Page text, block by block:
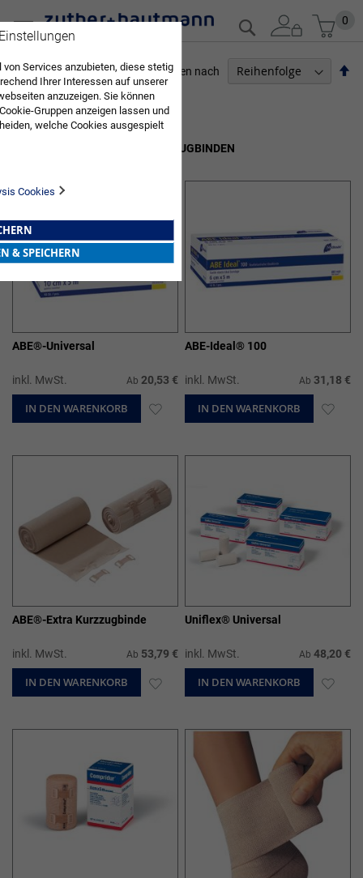
Zum
Inhalt
0
Suche
7Elemente
Sortieren nach
UNIVERSAL-, IDEAL- UND KURZZUGBINDEN
ABE®-Universal
inkl. MwSt. Ab 20,53 €
IN DEN WARENKORB ZUR
ABE-Ideal® 100
inkl. MwSt. Ab 31,18 €
IN DEN WARENKORB ZUR
ABE®-Extra Kurzzugbinde
inkl. MwSt. Ab 53,79 €
IN DEN WARENKORB ZUR
Uniflex® Universal
inkl. MwSt. Ab 48,20 €
IN DEN WARENKORB ZUR
PFLEGEBEDARF
Services anzubieten, diese stetig
Ihrer Interessen auf unserer
anzuzeigen. Sie können
Gruppen anzeigen lassen und
welche Cookies ausgespielt
Cookies
& SPEICHERN